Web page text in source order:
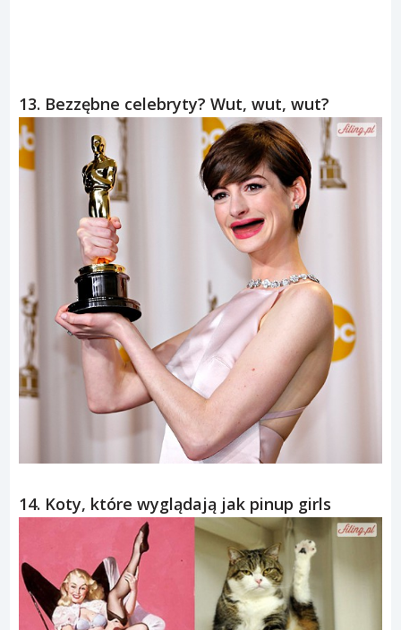
13. Bezzębne celebryty? Wut, wut, wut?
14. Koty, które wyglądają jak pinup girls